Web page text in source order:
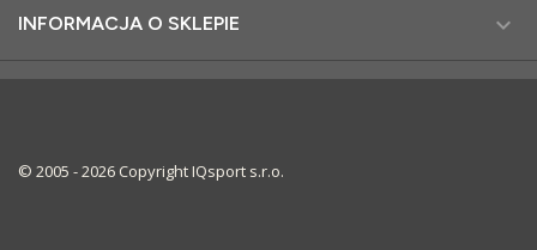
INFORMACJA O SKLEPIE 
© 2005 - 2026 Copyright IQsport s.r.o.